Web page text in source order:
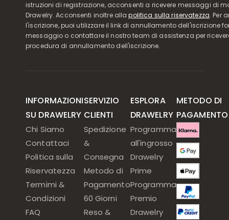
istruzioni di registrazione, acconsenti a ricevere messaggi di
Drawelry. Acconsenti inoltre allapolitica sulla riservatezza. Per
l'iscrizione, puoi utilizzare il link di annullamento dell'iscrizione
messaggio o contattare il nostro team di assistenza per
procedura di annullamento dell'iscrizione.
INFORMAZIONI
SU DRAWELRY
Chi Siamo
Contattaci
Politica sulla
Riservatezza
Termimi &
Condizioni
FAQ
SERVIZIO
CLIENTI
Spedizione
&
Consegna
Metodo di
Pagamento
60 Giorni
Reso &
ESPLORA
DRAWELRY
Programma
all'ingrosso
Drawelry
Prime
Programma
Premio
Drawelry
METODO DI
PAGAMENTO